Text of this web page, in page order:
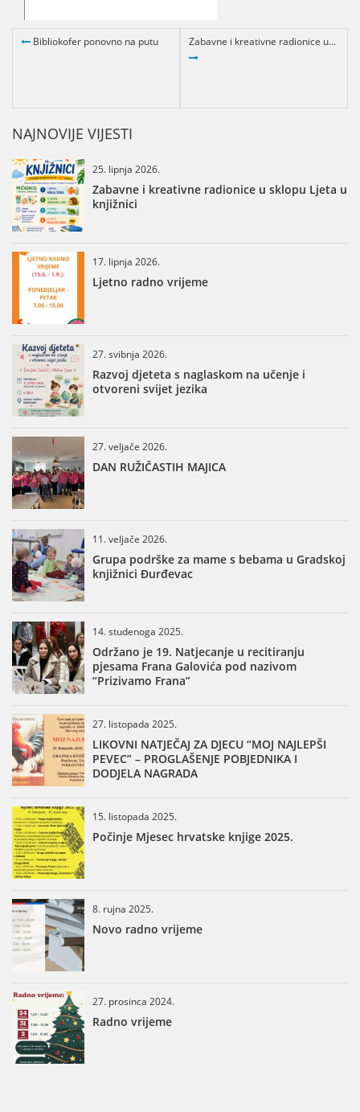
Bibliokofer ponovno na putu Zabavne i kreativne radionice u...
NAJNOVIJE VIJESTI
25. lipnja 2026.
Zabavne i kreativne radionice u sklopu Ljeta u
knjižnici
17. lipnja 2026.
Ljetno radno vrijeme
27. svibnja 2026.
Razvoj djeteta s naglaskom na učenje i
otvoreni svijet jezika
27. veljače 2026.
DAN RUŽIČASTIH MAJICA
11. veljače 2026.
Grupa podrške za mame s bebama u Gradskoj
knjižnici Đurđevac
14. studenoga 2025.
Održano je 19. Natjecanje u recitiranju
pjesama Frana Galovića pod nazivom
“Prizivamo Frana”
27. listopada 2025.
LIKOVNI NATJEČAJ ZA DJECU “MOJ NAJLEPŠI
PEVEC” – PROGLAŠENJE POBJEDNIKA I
DODJELA NAGRADA
15. listopada 2025.
Počinje Mjesec hrvatske knjige 2025.
8. rujna 2025.
Novo radno vrijeme
27. prosinca 2024.
Radno vrijeme